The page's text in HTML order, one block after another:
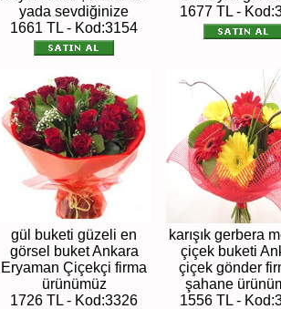
yada sevdiğinize
1661 TL - Kod:3154
1677 TL -
gül buketi güzeli en
görsel buket Ankara
Eryaman Çiçekçi firma
ürünümüz
1726 TL - Kod:3326
karışık gerbera
çiçek buketi
çiçek gönder
şahane
1556 TL -